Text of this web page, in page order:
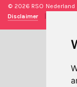
© 2026 RSO Nederland
Disclaimer